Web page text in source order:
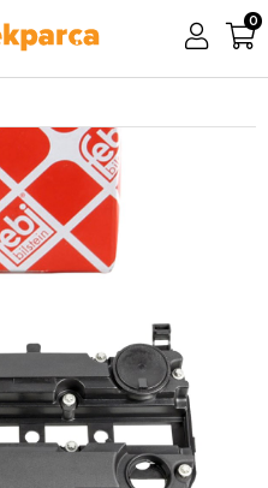
0